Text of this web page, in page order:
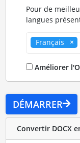
Pour de
langues
Français
Améliorer
DÉMARRER
Convertir DOCX